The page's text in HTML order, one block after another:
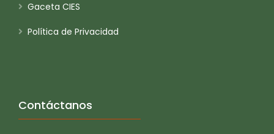
Gaceta CIES
Política de Privacidad
Contáctanos